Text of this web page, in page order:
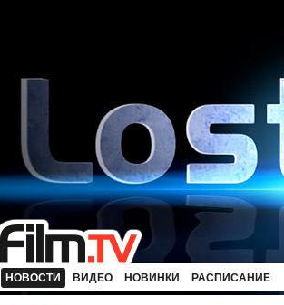
НОВОСТИ ВИДЕО НОВИНКИ РАСПИСАНИЕ